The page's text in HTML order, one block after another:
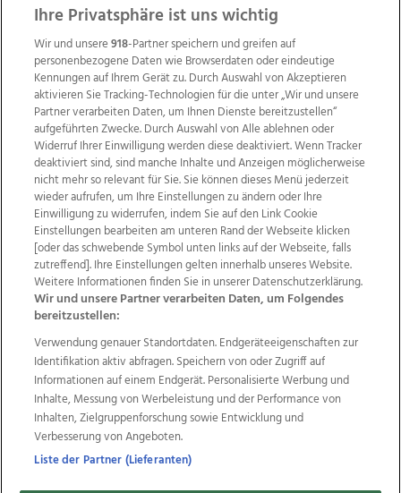
ZUR NACHRICHTENÜBERSICHT
Wir über uns Mediadaten Kontakt
Jobs
Datenschutz
Impressum
AGB Anzeigekunden
AGB Website
Ehrenkodex Politische Werbung
Weitere Angebote des Medienhauses Wimmer
TV1 di-mog-i.at OÖNow
Ischler Woche
Life Radio
OÖNachrichten
OÖN Immobilien
OÖN Karriere
OÖN Reise
Promenaden Galerien
Regionaljobs
wasistlos.at
Ihre Privatsphäre ist uns wichtig
Wir und unsere918-Partner speichern und greifen auf
personenbezogene Daten wie Browserdaten oder eindeutige
Kennungen auf Ihrem Gerät zu. Durch Auswahl von Akzeptieren
aktivieren Sie Tracking-Technologien für die unter „Wir und unsere
Partner verarbeiten Daten, um Ihnen Dienste bereitzustellen“
aufgeführten Zwecke. Durch Auswahl von Alle ablehnen oder
Widerruf Ihrer Einwilligung werden diese deaktiviert. Wenn Tracker
deaktiviert sind, sind manche Inhalte und Anzeigen möglicherweise
nicht mehr so relevant für Sie. Sie können dieses Menü jederzeit
wieder aufrufen, um Ihre Einstellungen zu ändern oder Ihre
Einwilligung zu widerrufen, indem Sie auf den Link Cookie
Einstellungen bearbeiten am unteren Rand der Webseite klicken
[oder das schwebende Symbol unten links auf der Webseite, falls
zutreffend]. Ihre Einstellungen gelten innerhalb unseres Website.
Weitere Informationen finden Sie in unserer Datenschutzerklärung.
Wir und unsere Partner verarbeiten Daten, um Folgendes
bereitzustellen:
Verwendung genauer Standortdaten. Endgeräteeigenschaften zur
Identifikation aktiv abfragen. Speichern von oder Zugriff auf
Informationen auf einem Endgerät. Personalisierte Werbung und
Inhalte, Messung von Werbeleistung und der Performance von
Inhalten, Zielgruppenforschung sowie Entwicklung und
Verbesserung von Angeboten.
Liste der Partner (Lieferanten)